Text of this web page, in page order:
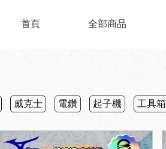
首頁 全部商品
威克士 電鑽 起子機 工具箱